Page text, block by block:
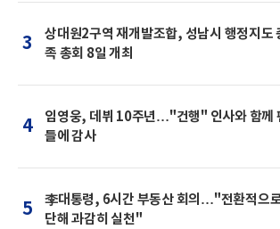
3
상대원2구역 재개발조합, 성남시 행정지도
족 총회 8일 개최
4
임영웅, 데뷔 10주년…"건행" 인사와 함께
들에 감사
5
李대통령, 6시간 부동산 회의…"전환적으
단해 과감히 실천"